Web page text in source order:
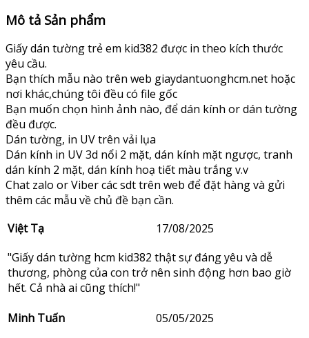
Mô tả Sản phẩm
Giấy dán tường trẻ em kid382 được in theo kích thước
yêu cầu.
Bạn thích mẫu nào trên web giaydantuonghcm.net hoặc
nơi khác,chúng tôi đều có file gốc
Bạn muốn chọn hình ảnh nào, để dán kính or dán tường
đều được.
Dán tường, in UV trên vải lụa
Dán kính in UV 3d nổi 2 mặt, dán kính mặt ngược, tranh
dán kính 2 mặt, dán kính hoạ tiết màu trắng v.v
Chat zalo or Viber các sdt trên web để đặt hàng và gửi
thêm các mẫu về chủ đề bạn cần.
Việt Tạ
17/08/2025
"Giấy dán tường hcm kid382 thật sự đáng yêu và dễ
thương, phòng của con trở nên sinh động hơn bao giờ
hết. Cả nhà ai cũng thích!"
Minh Tuấn
05/05/2025